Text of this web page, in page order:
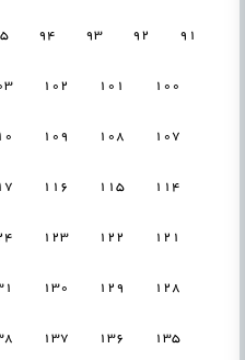
91
92
93
94
100
101
102
107
108
109
114
115
116
121
122
123
128
129
130
135
136
137